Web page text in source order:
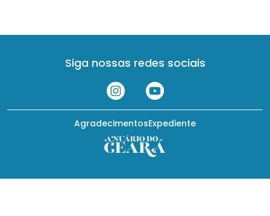
Siga nossas redes sociais
Expediente
Agradecimentos